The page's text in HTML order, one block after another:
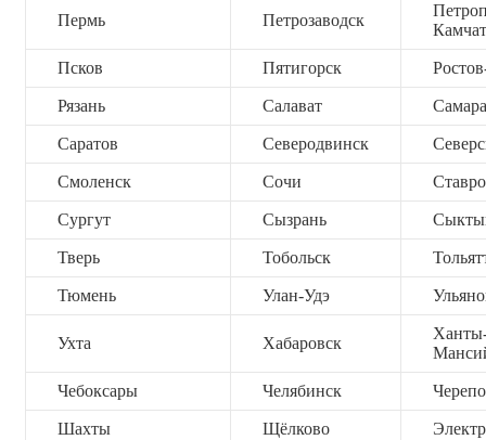
Пермь Петрозаводск
Псков Пятигорск
Рязань Салават Самара
Саратов Северодвинск
Смоленск Сочи
Сургут Сызрань
Тверь Тобольск
Тюмень Улан-Удэ
Ухта Хабаровск
Чебоксары Челябинск
Шахты Щёлково